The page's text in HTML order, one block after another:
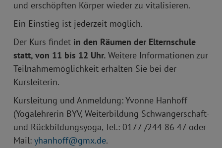
und erschöpften Körper wieder zu vitalisieren.
Ein Einstieg ist jederzeit möglich.
Der Kurs findet in den Räumen der Elternschule
statt, von 11 bis 12 Uhr. Weitere Informationen zur
Teilnahmemöglichkeit erhalten Sie bei der
Kursleiterin.
Kursleitung und Anmeldung: Yvonne Hanhoff
(Yogalehrerin BYV, Weiterbildung Schwangerschaft-
und Rückbildungsyoga, Tel.: 0177 /244 86 47 oder
Mail: yhanhoff gmx.de.